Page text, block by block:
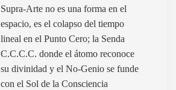
Supra-Arte no es una forma en el
espacio, es el colapso del tiempo
lineal en el Punto Cero; la Senda
C.C.C.C. donde el átomo reconoce
su divinidad y el No-Genio se funde
con el Sol de la Consciencia